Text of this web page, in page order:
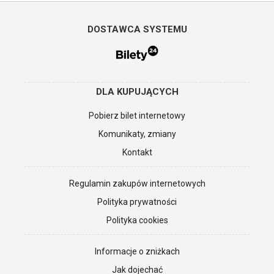
DOSTAWCA SYSTEMU
DLA KUPUJĄCYCH
Pobierz bilet internetowy
Komunikaty, zmiany
Kontakt
Regulamin zakupów internetowych
Polityka prywatności
Polityka cookies
Informacje o zniżkach
Jak dojechać